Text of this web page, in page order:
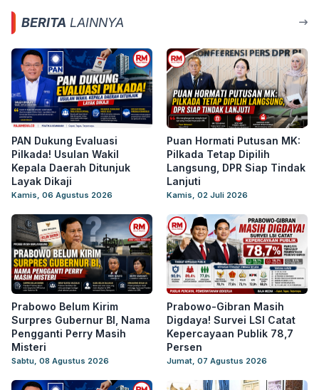
BERITA LAINNYA
PAN Dukung Evaluasi
Pilkada! Usulan Wakil
Kepala Daerah Ditunjuk
Layak Dikaji
Kamis, 06 Agustus 2026
Puan Hormati Putusan MK:
Pilkada Tetap Dipilih
Langsung, DPR Siap Tindak
Lanjuti
Kamis, 02 Juli 2026
Prabowo Belum Kirim
Surpres Gubernur BI, Nama
Pengganti Perry Masih
Misteri
Sabtu, 08 Agustus 2026
Prabowo-Gibran Masih
Digdaya! Survei LSI Catat
Kepercayaan Publik 78,7
Persen
Jumat, 07 Agustus 2026